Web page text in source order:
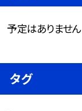
予定はありません
タグ